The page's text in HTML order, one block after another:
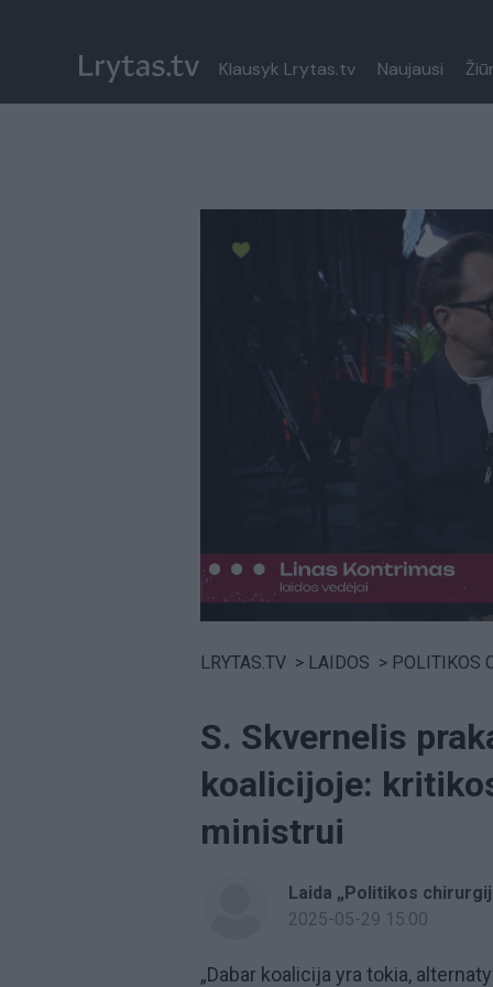
Klausyk Lrytas.tv Naujausi
LRYTAS.TV > LAIDOS > POLITIKOS
S. Skvernelis
koalicijoje:
ministrui
Laida „Politikos
2025-05-29 15:00
„Dabar koalicija yra tokia,